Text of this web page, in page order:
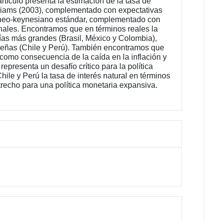
(2003), complementado con expectativas
keynesiano estándar, complementado con
Encontramos que en términos reales la
más grandes (Brasil, México y Colombia),
(Chile y Perú). También encontramos que
consecuencia de la caída en la inflación y
un desafío crítico para la política
y Perú la tasa de interés natural en términos
para una política monetaria expansiva.